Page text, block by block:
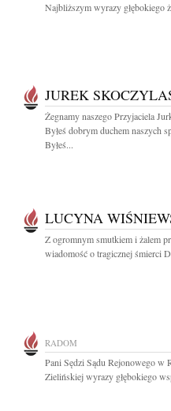
Najbliższym wyrazy głębokiego
JUREK
Żegnamy naszego Przyjaciela
Byłeś dobrym duchem naszych
Byłeś...
LUCYNA
Z ogromnym smutkiem i żalem
wiadomość o tragicznej śmierci
RADOM
Pani Sędzi Sądu Rejonowego w
Zielińskiej wyrazy głębokiego